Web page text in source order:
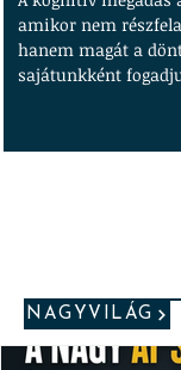
amikor nem
hanem magát a
sajátunkként
NAGYVILÁG